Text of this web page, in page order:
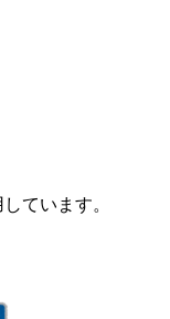
ています。